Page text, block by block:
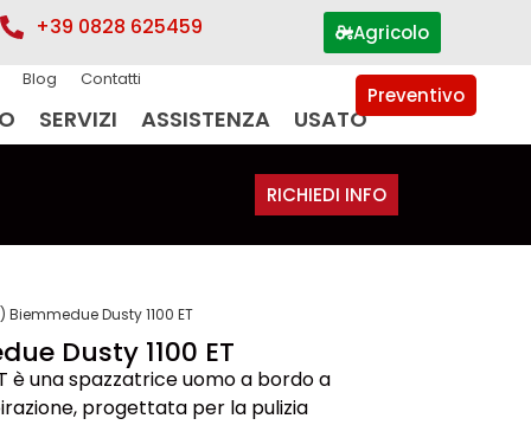
+39 0828 625459 Agricolo
Blog Contatti
SERVIZI ASSISTENZA USATO
Preventivo
RICHIEDI INFO
Dusty 1100 ET
Dusty 1100 ET
è una spazzatrice uomo a bordo a
progettata per la pulizia